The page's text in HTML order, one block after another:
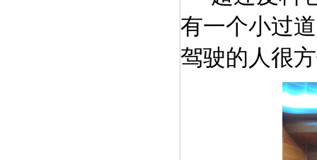
有一个小过
驾驶的人很